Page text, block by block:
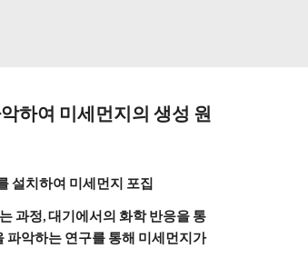
하여 미세먼지의 생성 원
설치하여 미세먼지 포집
과정, 대기에서의 화학 반응을 통
파악하는 연구를 통해 미세먼지가